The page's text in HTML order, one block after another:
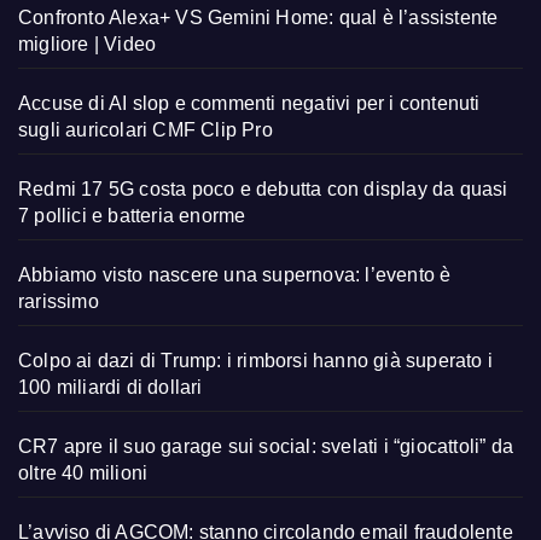
Confronto Alexa+ VS Gemini Home: qual è l’assistente
migliore | Video
Accuse di AI slop e commenti negativi per i contenuti
sugli auricolari CMF Clip Pro
Redmi 17 5G costa poco e debutta con display da quasi
7 pollici e batteria enorme
Abbiamo visto nascere una supernova: l’evento è
rarissimo
Colpo ai dazi di Trump: i rimborsi hanno già superato i
100 miliardi di dollari
CR7 apre il suo garage sui social: svelati i “giocattoli” da
oltre 40 milioni
L’avviso di AGCOM: stanno circolando email fraudolente